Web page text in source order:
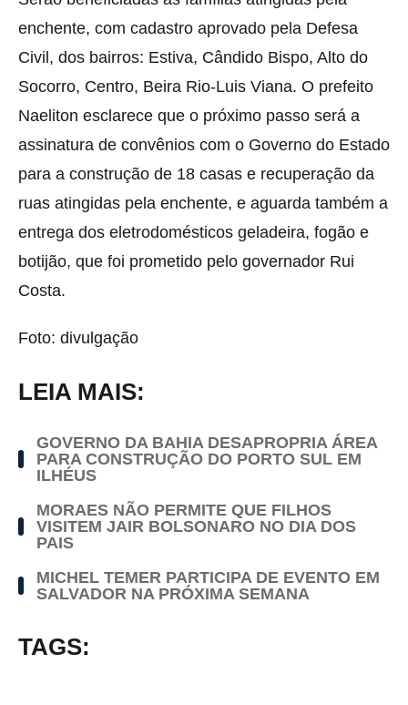
enchente, com cadastro aprovado pela Defesa
Civil, dos bairros: Estiva, Cândido Bispo, Alto do
Socorro, Centro, Beira Rio-Luis Viana. O prefeito
Naeliton esclarece que o próximo passo será a
assinatura de convênios com o Governo do Estado
para a construção de 18 casas e recuperação da
ruas atingidas pela enchente, e aguarda também a
entrega dos eletrodomésticos geladeira, fogão e
botijão, que foi prometido pelo governador Rui
Costa.
Foto: divulgação
LEIA MAIS:
GOVERNO DA BAHIA DESAPROPRIA ÁREA
PARA CONSTRUÇÃO DO PORTO SUL EM
ILHÉUS
MORAES NÃO PERMITE QUE FILHOS
VISITEM JAIR BOLSONARO NO DIA DOS
PAIS
MICHEL TEMER PARTICIPA DE EVENTO EM
SALVADOR NA PRÓXIMA SEMANA
TAGS: